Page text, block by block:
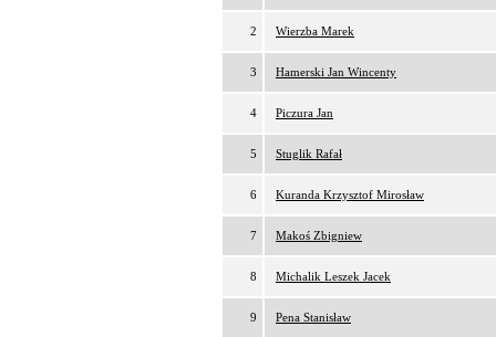
2 Wierzba Marek
3 Hamerski Jan Wincenty
4 Piczura Jan
5 Stuglik Rafał
6 Kuranda Krzysztof Mirosław
7 Makoś Zbigniew
8 Michalik Leszek Jacek
9 Pena Stanisław